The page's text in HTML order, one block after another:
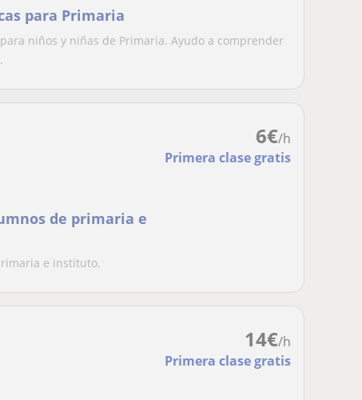
para Primaria
niños y niñas de Primaria. Ayudo a comprender
6€/h
Primera clase gratis
de primaria e
e instituto.
14€/h
Primera clase gratis